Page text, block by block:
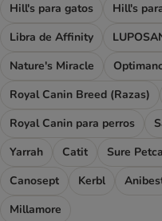
Hill's para gatos
Hill's
Libra de Affinity
Nature's Miracle
Royal Canin Breed (Razas)
Royal Canin para perros
Yarrah
Catit Sure
Canosept
Kerbl
Millamore